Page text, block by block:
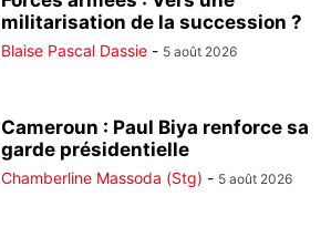
militarisation de la succession ?
Blaise Pascal Dassie - 5 août 2026
Cameroun : Paul Biya renforce sa
garde présidentielle
Chamberline Massoda (Stg) - 5 août 2026